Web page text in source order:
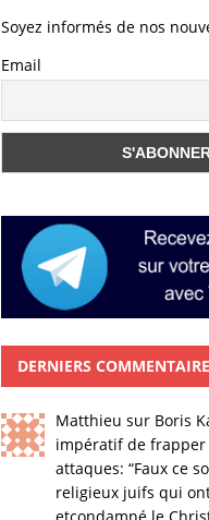
Soyez informés de nos
Email
DERNIERS
Matthieu sur Boris
impératif de frapper
attaques: “Faux ce
religieux juifs qui
etcondamné le